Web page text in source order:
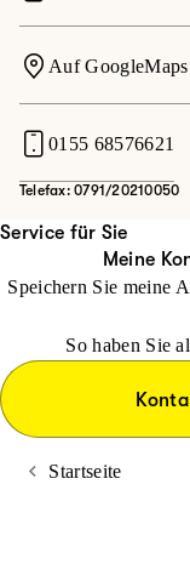
Auf GoogleMaps
0155 68576621
Telefax: 0791/20210050
Service für Sie
Meine
Speichern Sie meine
So haben Sie
Startseite